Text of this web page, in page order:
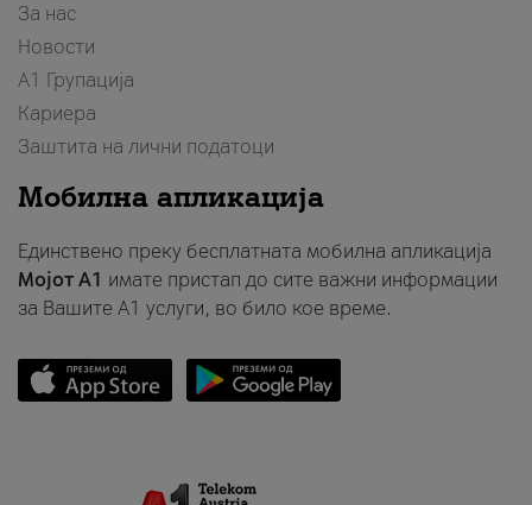
За нас
Новости
А1 Групација
Кариера
Заштита на лични податоци
Мобилна апликација
Единствено преку бесплатната мобилна апликација
Мојот A1 имате пристап до сите важни информации
за Вашите A1 услуги, во било кое време.